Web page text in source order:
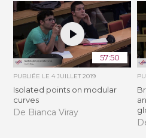
57:50
PUBLIÉE LE4 JUILLET 2019
Isolated points on modular
curves
De Bianca Viray